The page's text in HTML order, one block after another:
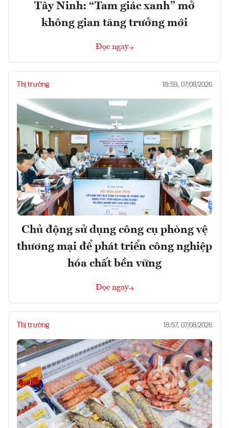
Tây Ninh: “Tam giác xanh” mở
không gian tăng trưởng mới
Đọc ngay
Thị trường 18:59, 07/08/2026
Chủ động sử dụng công cụ phòng vệ
thương mại để phát triển công nghiệp
hóa chất bền vững
Đọc ngay
Thị trường 18:57, 07/08/2026